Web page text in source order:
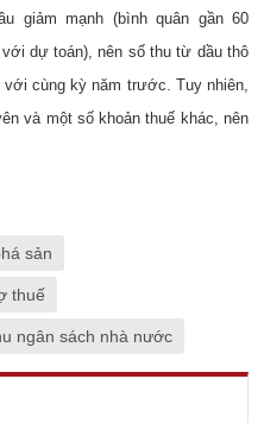
giảm mạnh (bình quân gần 60
dự toán), nên số thu từ dầu thô
cùng kỳ năm trước. Tuy nhiên,
và một số khoản thuế khác, nên
sản
thuế
ngân sách nhà nước